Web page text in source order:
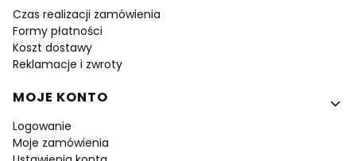
Czas realizacji zamówienia
Formy płatności
Koszt dostawy
Reklamacje i zwroty
MOJE KONTO
Logowanie
Moje zamówienia